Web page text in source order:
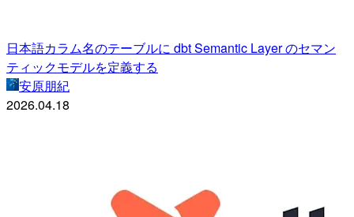
日本語カラム名のテーブルに dbt Semantic Layer のセマン
ティックモデルを定義する
安原朋紀
2026.04.18